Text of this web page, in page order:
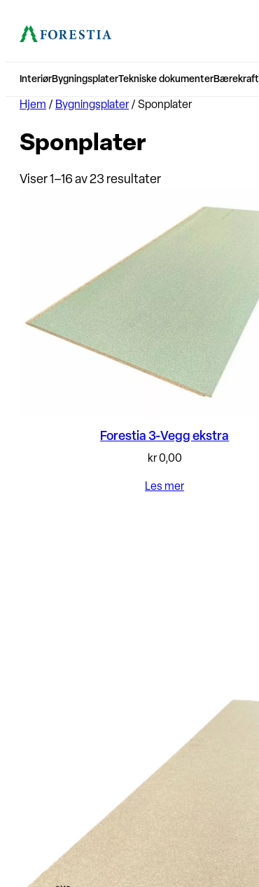
InteriørBygningsplaterTekniske dokumenterBærekraft
Hjem / Bygningsplater/ Sponplater
Sponplater
Viser 1–16 av 23 resultater
Forestia 3-Vegg ekstra
kr0,00
Les mer